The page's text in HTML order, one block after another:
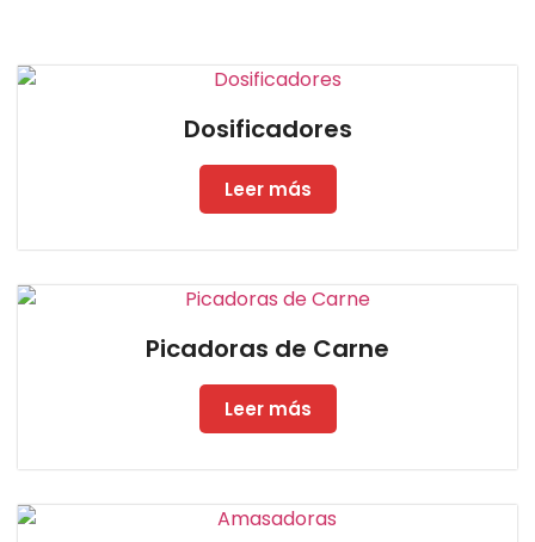
Dosificadores
Leer más
Picadoras de Carne
Leer más